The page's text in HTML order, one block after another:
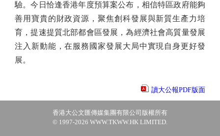
驗。今日恰逢香港年度預算案公布，相信特區政府能夠
善用寶貴的財政資源，聚焦創科發展與新質生產力培
育，提速提質北部都會區發展，為經濟社會高質量發展
注入新動能，在服務國家發展大局中實現自身更好發
展。
讀大公報PDF版面
香港大公文匯傳媒集團有限公司版權所有
© 1997-2026 WWW.TKWW.HK LIMITED.